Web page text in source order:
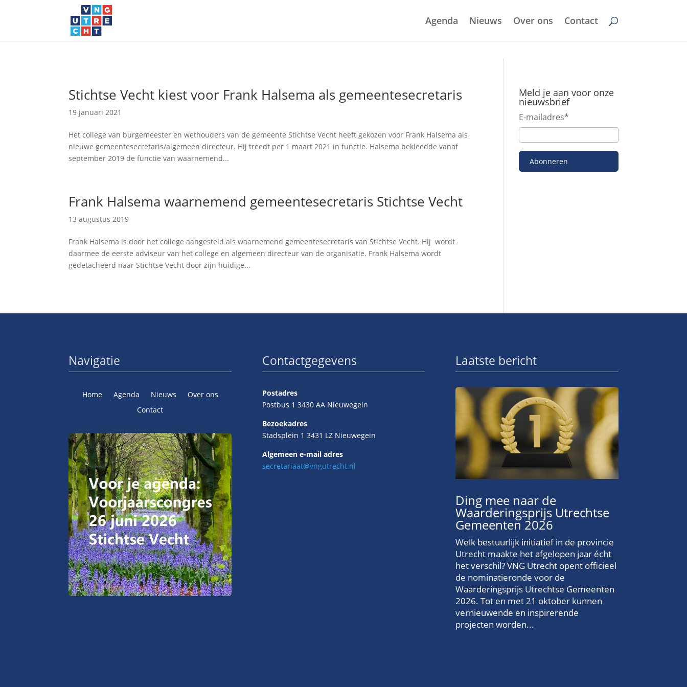
Agenda Nieuws Over ons Contact
Stichtse Vecht kiest voor Frank Halsema als gemeentesecretaris
19 januari 2021
Het college van burgemeester en wethouders van de gemeente Stichtse Vecht heeft gekozen voor Frank Halsema als
nieuwe gemeentesecretaris/algemeen directeur. Hij treedt per 1 maart 2021 in functie. Halsema bekleedde vanaf
september 2019 de functie van waarnemend...
Frank Halsema waarnemend gemeentesecretaris Stichtse Vecht
13 augustus 2019
Frank Halsema is door het college aangesteld als waarnemend gemeentesecretaris van Stichtse Vecht. Hij wordt
daarmee de eerste adviseur van het college en algemeen directeur van de organisatie. Frank Halsema wordt
gedetacheerd naar Stichtse Vecht door zijn huidige...
Meld je aan voor onze
nieuwsbrief
E-mailadres*
Abonneren
Navigatie
Home Agenda Nieuws
Over ons
Contact
Contactgegevens
Postadres
Postbus 1 3430 AA Nieuwegein
Bezoekadres
Stadsplein 1 3431 LZ Nieuwegein
Algemeen e-mail adres
secretariaat@vngutrecht.nl
Laatste bericht
Ding mee naar de
Waarderingsprijs Utrechtse
Gemeenten 2026
Welk bestuurlijk initiatief in de provincie
Utrecht maakte het afgelopen jaar écht
het verschil? VNG Utrecht opent officieel
de nominatieronde voor de
Waarderingsprijs Utrechtse Gemeenten
2026. Tot en met 21 oktober kunnen
vernieuwende en inspirerende
projecten worden...